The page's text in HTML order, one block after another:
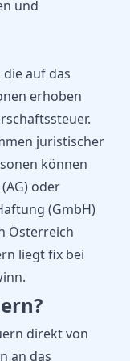
und
auf das
erhoben
juristischer
können
oder
(GmbH)
Österreich
liegt fix bei
direkt von
an das